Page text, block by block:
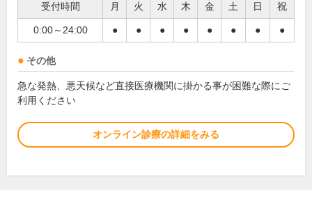
受付時間 月 火 水 木 金 土 日 祝
0:00～24:00 ● ● ● ● ● ● ● ●
その他
急な発熱、悪天候など直接医療機関に掛かる事が困難な際にご
利用ください
オンライン診療の詳細をみる